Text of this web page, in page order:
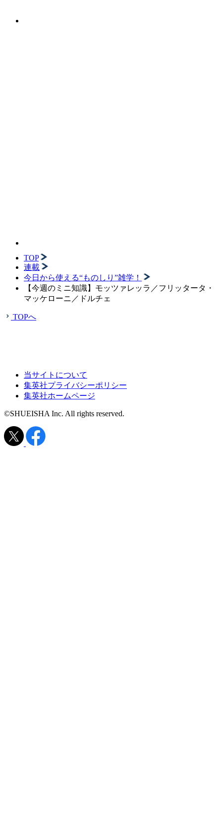
TOP
連載
今日から使える“ものしり”雑学！
【今週のミニ知識】モッツァレッラ／フリッタータ・
マッケローニ／ドルチェ
TOPへ
当サイトについて
集英社プライバシーポリシー
集英社ホームページ
©SHUEISHA Inc. All rights reserved.